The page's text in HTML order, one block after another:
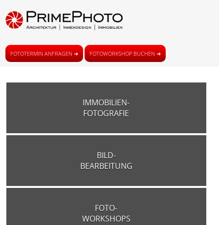
FOTOTERMIN ANFRAGEN ➜ FOTOWORKSHOP BUCHEN ➜
IMMOBILIEN-
FOTOGRAFIE
BILD-
BEARBEITUNG
FOTO-
WORKSHOPS